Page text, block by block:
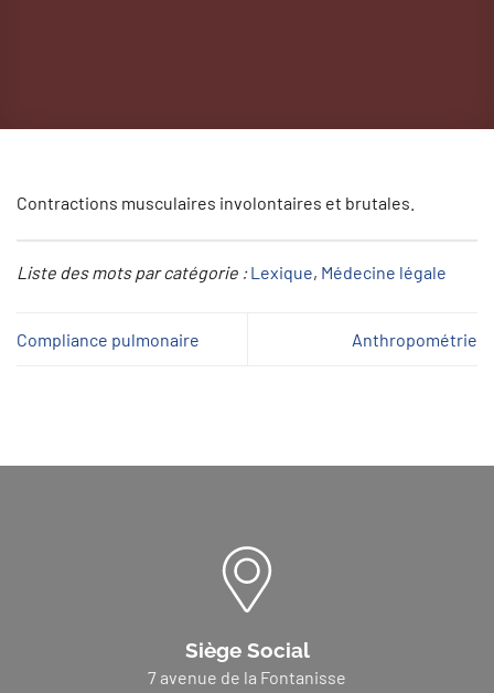
Contractions musculaires involontaires et brutales.
Liste des mots par catégorie : Lexique, Médecine légale
Compliance pulmonaire Anthropométrie
Siège Social
7 avenue de la Fontanisse